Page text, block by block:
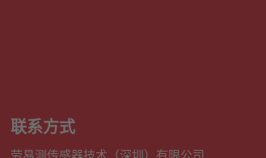
联系方式
劳易测传感器技术（深圳）有限公司